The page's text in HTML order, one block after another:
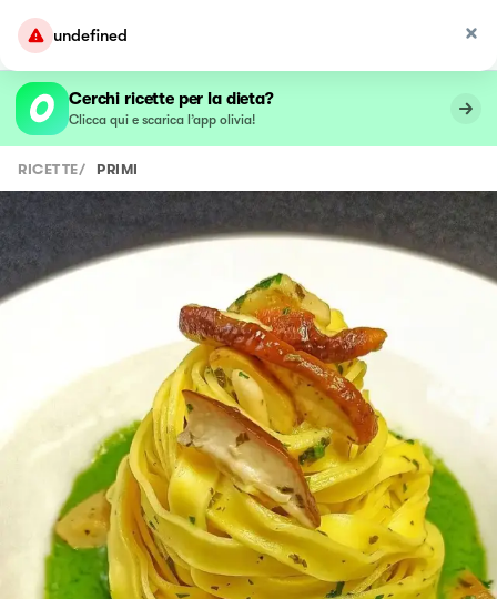
undefined
Cerchi ricette per la dieta?
Clicca qui e scarica l’app olivia!
RICETTE/ PRIMI